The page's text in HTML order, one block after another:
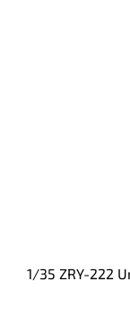
1/35 ZRY-222